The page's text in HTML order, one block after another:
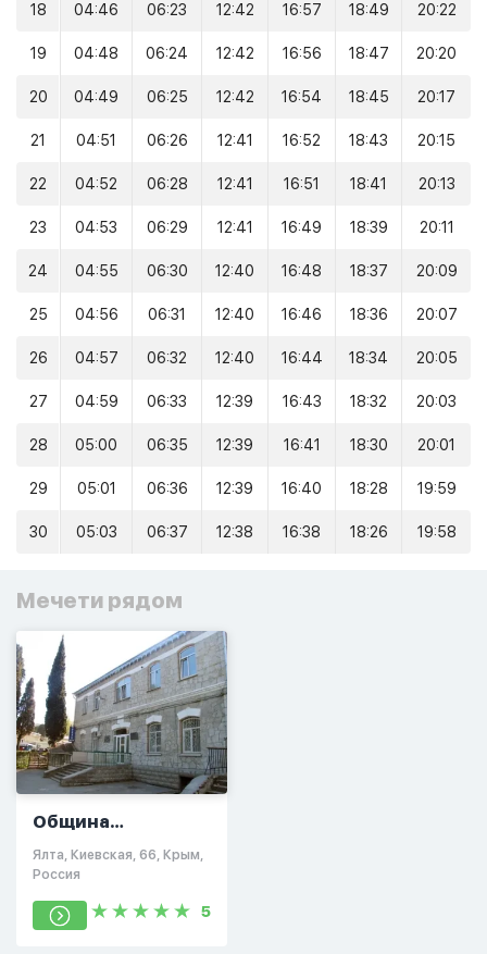
18 04:46 06:23 12:42 16:57 18:49 20:22
19 04:48 06:24 12:42 16:56 18:47 20:20
20 04:49 06:25 12:42 16:54 18:45 20:17
21 04:51 06:26 12:41 16:52 18:43 20:15
22 04:52 06:28 12:41 16:51 18:41 20:13
23 04:53 06:29 12:41 16:49 18:39 20:11
24 04:55 06:30 12:40 16:48 18:37 20:09
25 04:56 06:31 12:40 16:46 18:36 20:07
26 04:57 06:32 12:40 16:44 18:34 20:05
27 04:59 06:33 12:39 16:43 18:32 20:03
28 05:00 06:35 12:39 16:41 18:30 20:01
29 05:01 06:36 12:39 16:40 18:28 19:59
30 05:03 06:37 12:38 16:38 18:26 19:58
Мечети рядом
Община
"Дерекой" джами-
медресе
Ялта, Киевская, 66, Крым,
Россия
5